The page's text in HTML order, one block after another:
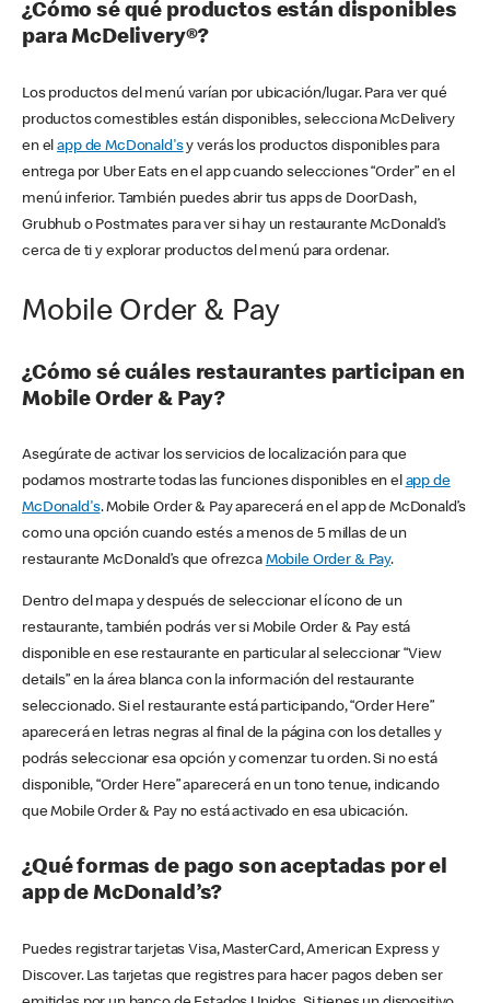
¿Cómo sé qué productos están disponibles
para McDelivery®?
Los productos del menú varían por ubicación/lugar. Para ver qué
productos comestibles están disponibles, selecciona McDelivery
en elapp de McDonald'sy verás los productos disponibles para
entrega por Uber Eats en el app cuando selecciones “Order” en el
menú inferior. También puedes abrir tus apps de DoorDash,
Grubhub o Postmates para ver si hay un restaurante McDonald’s
cerca de ti y explorar productos del menú para ordenar.
Mobile Order & Pay
¿Cómo sé cuáles restaurantes participan en
Mobile Order & Pay?
Asegúrate de activar los servicios de localización para que
podamos mostrarte todas las funciones disponibles en el app de
McDonald's. Mobile Order & Pay aparecerá en el app de McDonald’s
como una opción cuando estés a menos de 5 millas de un
restaurante McDonald’s que ofrezca Mobile Order & Pay.
Dentro del mapa y después de seleccionar el ícono de un
restaurante, también podrás ver si Mobile Order & Pay está
disponible en ese restaurante en particular al seleccionar “View
details” en la área blanca con la información del restaurante
seleccionado. Si el restaurante está participando, “Order Here”
aparecerá en letras negras al final de la página con los detalles y
podrás seleccionar esa opción y comenzar tu orden. Si no está
disponible, “Order Here” aparecerá en un tono tenue, indicando
que Mobile Order & Pay no está activado en esa ubicación.
¿Qué formas de pago son aceptadas por el
app de McDonald’s?
Puedes registrar tarjetas Visa, MasterCard, American Express y
Discover. Las tarjetas que registres para hacer pagos deben ser